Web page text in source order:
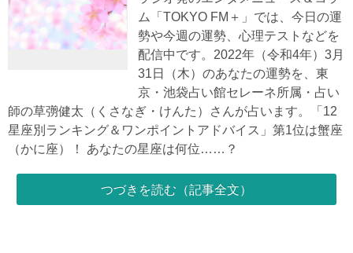
ム「TOKYO FM＋」では、今日の運
勢や今週の運勢、心理テストなどを
配信中です。2022年（令和4年）3月
31日（木）のあなたの運勢を、東
京・池袋占い館セレーネ所属・占い
師の草彅健太（くさなぎ・けんた）さんが占います。「12
星座別ランキング＆ワンポイントアドバイス」第1位は蟹座
（かに座）！ あなたの星座は何位……？
つづきを読む（記事全文）